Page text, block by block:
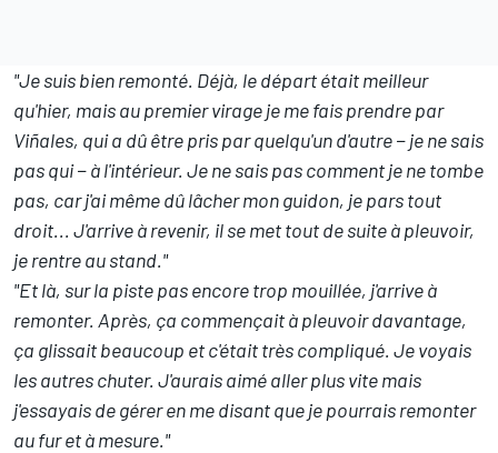
"Je suis bien remonté. Déjà, le départ était meilleur
qu'hier, mais au premier virage je me fais prendre par
Viñales, qui a dû être pris par quelqu'un d'autre − je ne sais
pas qui − à l'intérieur. Je ne sais pas comment je ne tombe
pas, car j'ai même dû lâcher mon guidon, je pars tout
droit... J'arrive à revenir, il se met tout de suite à pleuvoir,
je rentre au stand."
"Et là, sur la piste pas encore trop mouillée, j'arrive à
remonter. Après, ça commençait à pleuvoir davantage,
ça glissait beaucoup et c'était très compliqué. Je voyais
les autres chuter. J'aurais aimé aller plus vite mais
j'essayais de gérer en me disant que je pourrais remonter
au fur et à mesure."